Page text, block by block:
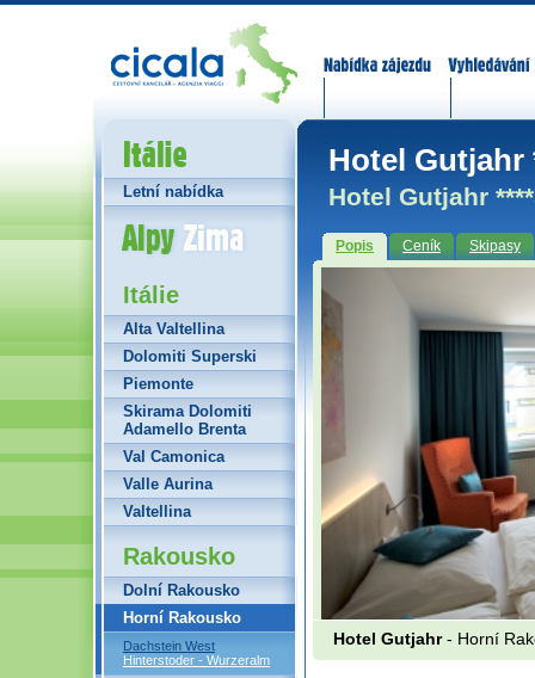
Hotel Gutjahr
Hotel Gutjahr
Popis Ceník Skipasy
Hotel Gutjahr- Horní
Itálie
Letní nabídka
Alpy Zima
Itálie
Alta Valtellina
Dolomiti Superski
Piemonte
Skirama Dolomiti
Adamello Brenta
Val Camonica
Valle Aurina
Valtellina
Rakousko
Dolní Rakousko
Horní Rakousko
Dachstein West
Hinterstoder - Wurzeralm